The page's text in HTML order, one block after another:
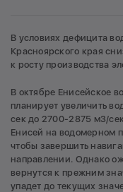
В условиях дефицита
Красноярского края
к росту производства
В октябре Енисейское
планирует увеличить
сек до 2700-2875 м3/
Енисей на водомерном
чтобы завершить
направлении. Однако
вернутся к прежним
упадет до текущих